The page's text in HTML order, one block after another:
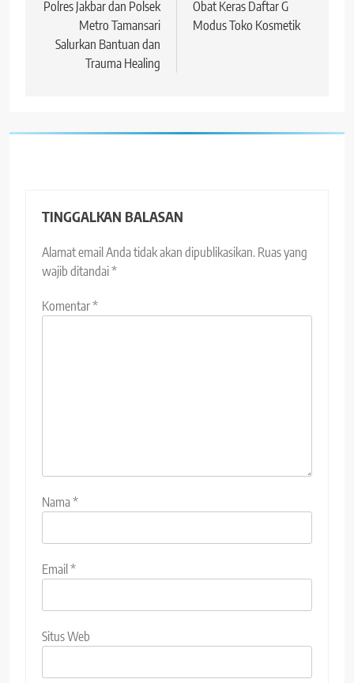
Polres Jakbar dan Polsek
Metro Tamansari
Salurkan Bantuan dan
Trauma Healing
Obat Keras Daftar G
Modus Toko Kosmetik
TINGGALKAN BALASAN
Alamat email Anda tidak akan dipublikasikan. Ruas yang
wajib ditandai*
Komentar*
Nama*
Email*
Situs Web